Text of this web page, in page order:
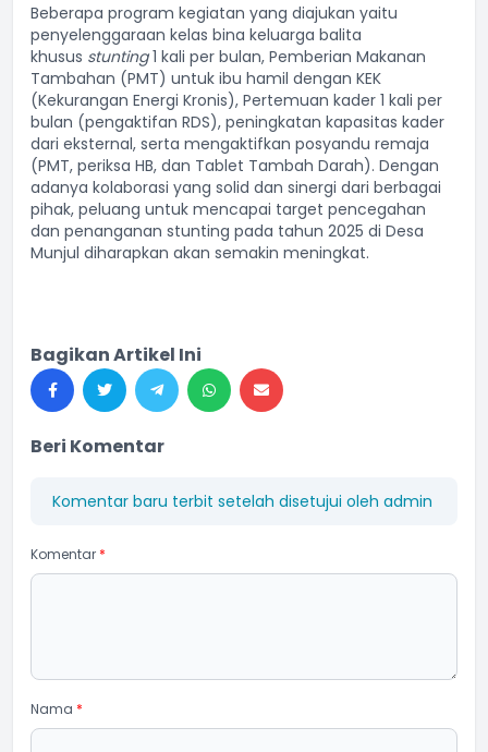
Beberapa program kegiatan yang diajukan yaitu
penyelenggaraan kelas bina keluarga balita
khusus stunting1 kali per bulan, Pemberian Makanan
Tambahan (PMT) untuk ibu hamil dengan KEK
(Kekurangan Energi Kronis), Pertemuan kader 1 kali per
bulan (pengaktifan RDS), peningkatan kapasitas kader
dari eksternal, serta mengaktifkan posyandu remaja
(PMT, periksa HB, dan Tablet Tambah Darah). Dengan
adanya kolaborasi yang solid dan sinergi dari berbagai
pihak, peluang untuk mencapai target pencegahan
dan penanganan stunting pada tahun 2025 di Desa
Munjul diharapkan akan semakin meningkat.
Bagikan Artikel Ini
Beri Komentar
Komentar baru terbit setelah disetujui oleh admin
Komentar *
Nama *